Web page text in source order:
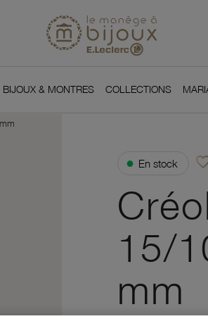
BIJOUX & MONTRES COLLECTIONS
● En stock
15/
mm